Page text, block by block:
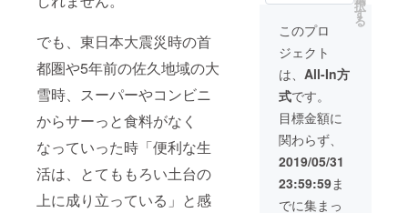
でも、東日本大震災時の首
都圏や5年前の佐久地域の大
雪時、スーパーやコンビニ
からサーっと食料がなく
なっていった時「便利な生
活は、とてももろい土台の
上に成り立っている」と感
を心を
お送り
しま
（2019
年7月～
8月ころ
の予
定）
学ぶ 6
(土) my
信州味
噌を作
ろう～
大豆の
種まき
～＆大
豆の管
を学ぶ
6月 8日
野菜数
品を予
定して
いま
す。
2019年
7月下旬
～8月こ
ろお届
け予定
になり
ます。
また、
した豆
をきち
んと焙
煎し、
新鮮な
うちに
挽くサ
ンガ
コー
ヒー。
今回、
青空の
下の畑
で飲む
択
す
る
このプロ
ジェクト
は、 All-In方
式です。
目標金額に
関わらず、
2019/05/31
23:59:59ま
でに集まっ